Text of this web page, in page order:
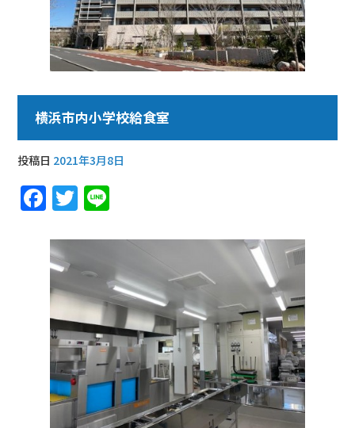
横浜市内小学校給食室
投稿日 2021年3月8日
F
c
e
b
o
o
k
T
it
te
r
e